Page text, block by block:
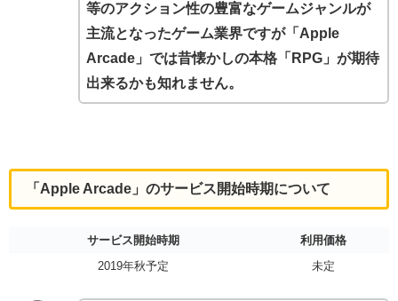
等のアクション性の豊富なゲームジャンルが
主流となったゲーム業界ですが「Apple
Arcade」では昔懐かしの本格「RPG」が期待
出来るかも知れません。
「Apple Arcade」のサービス開始時期について
サービス開始時期
利用価格
2019年秋予定
未定